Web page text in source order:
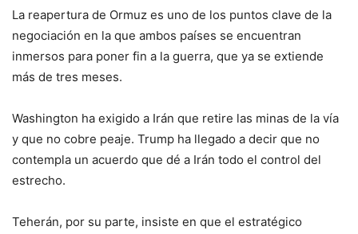
La reapertura de Ormuz es uno de los puntos clave de la
negociación en la que ambos países se encuentran
inmersos para poner fin a la guerra, que ya se extiende
más de tres meses.
Washington ha exigido a Irán que retire las minas de la vía
y que no cobre peaje. Trump ha llegado a decir que no
contempla un acuerdo que dé a Irán todo el control del
estrecho.
Teherán, por su parte, insiste en que el estratégico